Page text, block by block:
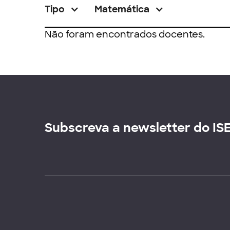
Tipo Matemática
Não foram encontrados docentes.
Subscreva a newsletter do